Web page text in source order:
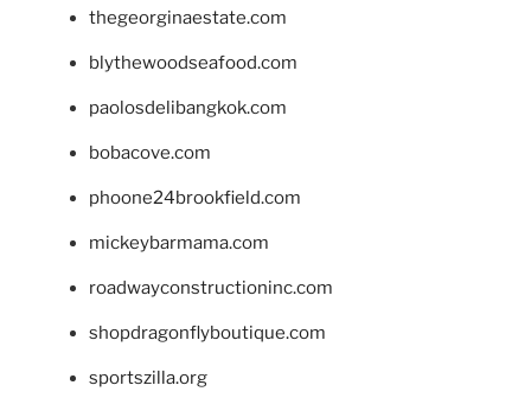
thegeorginaestate.com
blythewoodseafood.com
paolosdelibangkok.com
bobacove.com
phoone24brookfield.com
mickeybarmama.com
roadwayconstructioninc.com
shopdragonflyboutique.com
sportszilla.org